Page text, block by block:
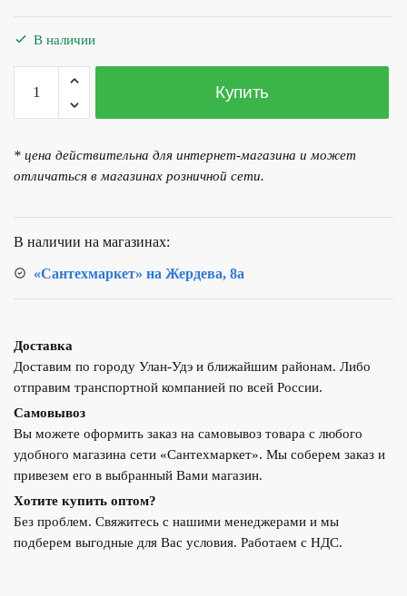
064.00 р..
В наличии
Количество
товара
Штора
ванну
стеклянная
130х75
TP-
Купить
* цена действительна для интернет-магазина и может
отличаться в магазинах розничной сети.
В наличии на магазинах:
«Сантехмаркет» на Жердева, 8а
Доставка
Доставим по городу Улан-Удэ и ближайшим районам. Либо
отправим транспортной компанией по всей России.
Самовывоз
Вы можете оформить заказ на самовывоз товара с любого
удобного магазина сети «Сантехмаркет». Мы соберем заказ и
привезем его в выбранный Вами магазин.
Хотите купить оптом?
Без проблем. Свяжитесь с нашими менеджерами и мы
подберем выгодные для Вас условия. Работаем с НДС.